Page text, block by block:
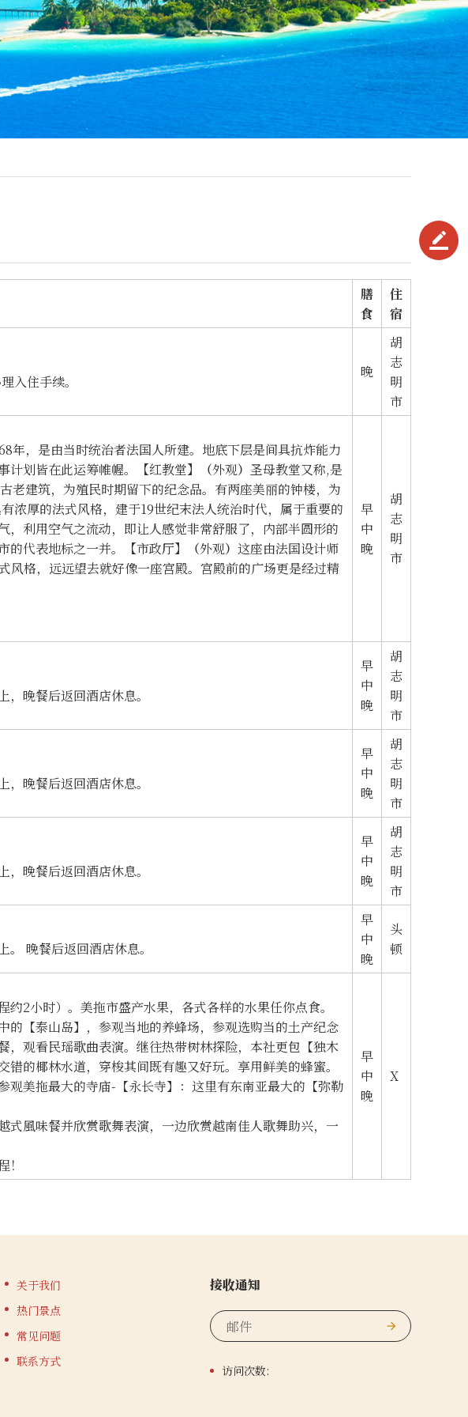
border_color
膳
食
住
宿
入住手续。
晚
胡
志
明
市
年，是由当时统治者法国人所建。地底下层是间具抗炸能力
划皆在此运筹帷幄。
【红教堂】（外观） 圣母教堂又称,是
老建筑，为殖民时期留下的纪念品。有两座美丽的钟楼，为
浓厚的法式风格，建于19世纪末法人统治时代，属于重要的
，利用空气之流动，即让人感觉非常舒服了，内部半圆形的
代表地标之一并。
【市政厅】（外观） 这座由法国设计师
风格，远远望去就好像一座宫殿。宫殿前的广场更是经过精
早
中
晚
胡
志
明
市
晚餐后返回酒店休息。
早
中
晚
胡
志
明
市
晚餐后返回酒店休息。
早
中
晚
胡
志
明
市
晚餐后返回酒店休息。
早
中
晚
胡
志
明
市
晚餐后返回酒店休息。
早
中
晚
头
顿
2小时）。美拖市盛产水果，各式各样的水果任你点食。
的【泰山岛】，参观当地的养蜂场，参观选购当的土产纪念
，观看民瑶歌曲表演。继往热带树林探险，本社更包【独木
的椰林水道，穿梭其间既有趣又好玩。享用鲜美的蜂蜜。
观美拖最大的寺庙-【永长寺】：这里有东南亚最大的【弥勒
式風味餐并欣赏歌舞表演，一边欣赏越南佳人歌舞助兴，一
早
中
晚
X
search
关于我们
热门景点
常见问题
联系方式
接收通知
访问次数: